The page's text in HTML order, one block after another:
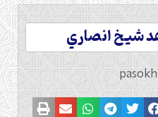
شيخ انصاري